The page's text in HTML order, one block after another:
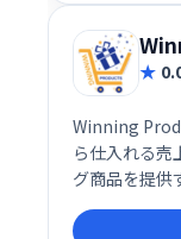
Winning
ら仕入れる売
グ商品を提供
厳選し、効
られる、高収